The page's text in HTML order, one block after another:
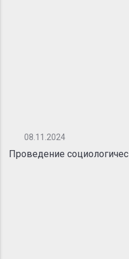
08.11.2024
Проведение